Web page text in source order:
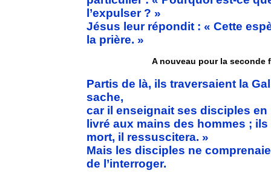
l’expulser ? »
Jésus leur répondit : « Cette
la prière. »
A nouveau pour la seconde
Partis de là, ils traversaient la
sache,
car il enseignait ses disciples en
livré aux mains des hommes ;
mort, il ressuscitera. »
Mais les disciples ne
de l’interroger.